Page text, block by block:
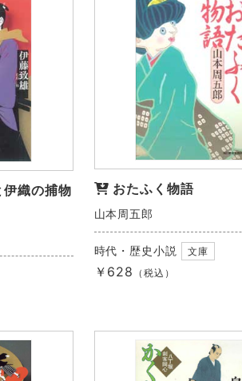
織の捕物
おたふく物語
山本周五郎
時代・歴史小説 文庫
￥628 （税込）